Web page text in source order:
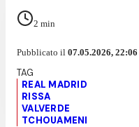
2 min
Pubblicato il 07.05.2026, 22:06
REAL MADRID
RISSA
VALVERDE
TCHOUAMENI